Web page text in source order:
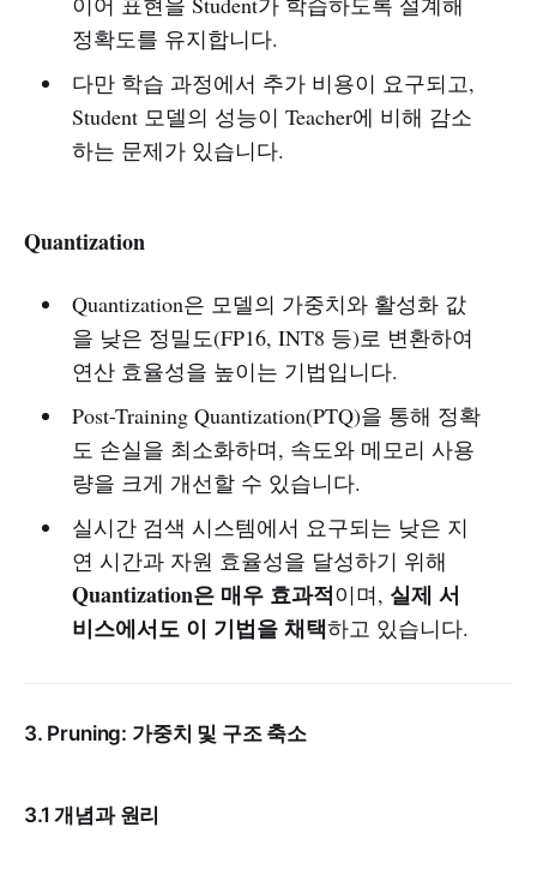
정확도를 유지합니다.
다만 학습 과정에서 추가 비용이 요구되고,
Student 모델의 성능이 Teacher에 비해 감소
하는 문제가 있습니다.
Quantization
Quantization은 모델의 가중치와 활성화 값
을 낮은 정밀도(FP16, INT8 등)로 변환하여
연산 효율성을 높이는 기법입니다.
Post-Training Quantization(PTQ)을 통해 정확
도 손실을 최소화하며, 속도와 메모리 사용
량을 크게 개선할 수 있습니다.
실시간 검색 시스템에서 요구되는 낮은 지
연 시간과 자원 효율성을 달성하기 위해
Quantization은 매우 효과적이며, 실제 서
비스에서도 이 기법을 채택하고 있습니다.
3. Pruning: 가중치 및 구조 축소
3.1 개념과 원리